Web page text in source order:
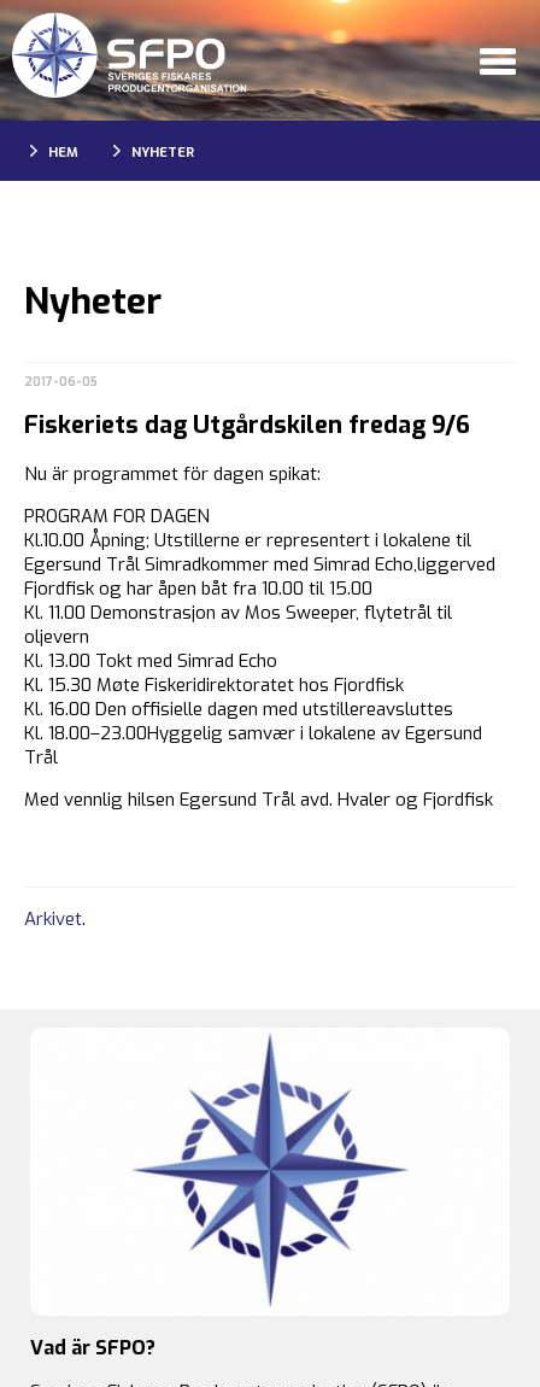
HEM NYHETER
Nyheter
2017-06-05
Fiskeriets dag Utgårdskilen fredag 9/6
Nu är programmet för dagen spikat:
PROGRAM FOR DAGEN
Kl.10.00 Åpning; Utstillerne er representert i lokalene til
Egersund Trål Simradkommer med Simrad Echo,liggerved
Fjordfisk og har åpen båt fra 10.00 til 15.00
Kl. 11.00 Demonstrasjon av Mos Sweeper, flytetrål til
oljevern
Kl. 13.00 Tokt med Simrad Echo
Kl. 15.30 Møte Fiskeridirektoratet hos Fjordfisk
Kl. 16.00 Den offisielle dagen med utstillereavsluttes
Kl. 18.00–23.00Hyggelig samvær i lokalene av Egersund
Trål
Med vennlig hilsen Egersund Trål avd. Hvaler og Fjordfisk
Arkivet.
Vad är SFPO?